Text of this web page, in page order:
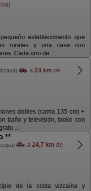
establecimiento que
rurales y una casa con
Cada uno de ...
a 24 km de
dobles (cama 135 cm) +
baño y televisión, txoko con
...
**
a 24,7 km de
de la costa vizcaína y